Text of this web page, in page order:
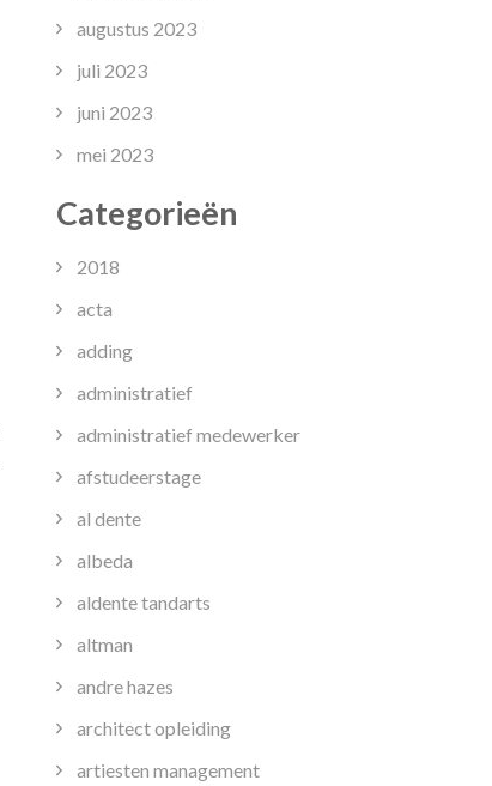
augustus 2023
juli 2023
juni 2023
mei 2023
Categorieën
2018
acta
adding
administratief
administratief medewerker
afstudeerstage
al dente
albeda
aldente tandarts
altman
andre hazes
architect opleiding
artiesten management